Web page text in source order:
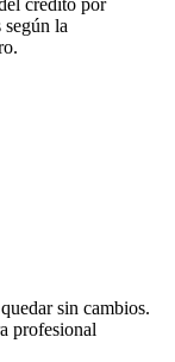
la
sin cambios.
profesional